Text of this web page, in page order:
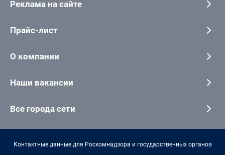
Реклама на сайте
Прайс-лист
О компании
Наши вакансии
Все города сети
Контактные данные для Роскомнадзора и государственных органов